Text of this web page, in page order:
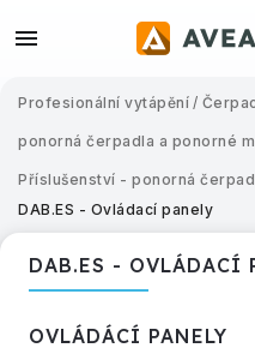
Profesionální vytápění /
ponorná čerpadla a ponorné
Příslušenství - ponorná
DAB.ES - Ovládací panely
DAB.ES - OVLÁDACÍ
OVLÁDÁCÍ PANELY